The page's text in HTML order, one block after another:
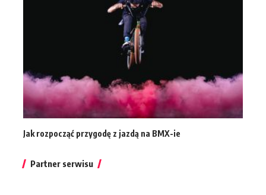
Jak rozpocząć przygodę z jazdą na BMX-ie
Partner serwisu